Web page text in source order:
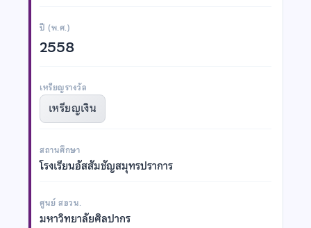
ปี (พ.ศ.)
2558
เหรียญรางวัล
เหรียญเงิน
สถานศึกษา
โรงเรียนอัสสัมชัญสมุทรปราการ
ศูนย์ สอวน.
มหาวิทยาลัยศิลปากร